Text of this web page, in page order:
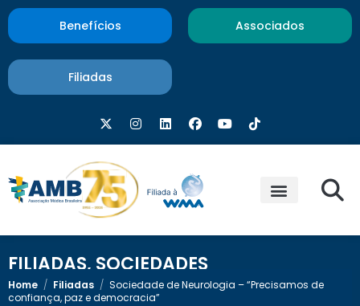
Benefícios Associados
Filiadas
FILIADAS, SOCIEDADES
Home / Filiadas / Sociedade de Neurologia – “Precisamos de
confiança, paz e democracia”